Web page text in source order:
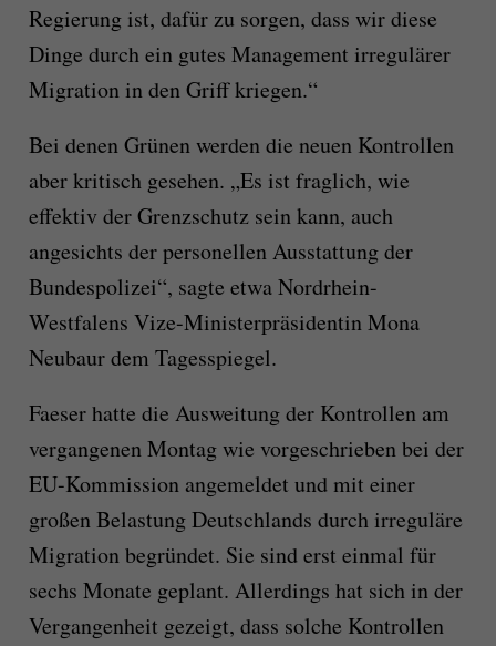
Regierung ist, dafür zu sorgen, dass wir diese
Dinge durch ein gutes Management irregulärer
Migration in den Griff kriegen.“
Bei denen Grünen werden die neuen Kontrollen
aber kritisch gesehen. „Es ist fraglich, wie
effektiv der Grenzschutz sein kann, auch
angesichts der personellen Ausstattung der
Bundespolizei“, sagte etwa Nordrhein-
Westfalens Vize-Ministerpräsidentin Mona
Neubaur dem Tagesspiegel.
Faeser hatte die Ausweitung der Kontrollen am
vergangenen Montag wie vorgeschrieben bei der
EU-Kommission angemeldet und mit einer
großen Belastung Deutschlands durch irreguläre
Migration begründet. Sie sind erst einmal für
sechs Monate geplant. Allerdings hat sich in der
Vergangenheit gezeigt, dass solche Kontrollen